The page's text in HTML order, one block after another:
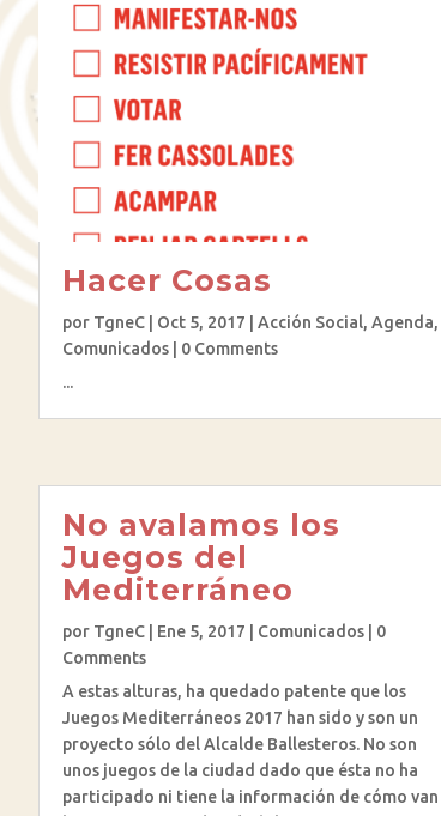
Hacer Cosas
por TgneC| Oct 5, 2017 Acción Social, Agenda,
Comunicados| 0 Comments
...
No avalamos los
Juegos del
Mediterráneo
por TgneC| Ene 5, 2017 Comunicados| 0
Comments
A estas alturas, ha quedado patente que los
Juegos Mediterráneos 2017 han sido y son un
proyecto sólo del Alcalde Ballesteros. No son
unos juegos de la ciudad dado que ésta no ha
participado ni tiene la información de cómo van